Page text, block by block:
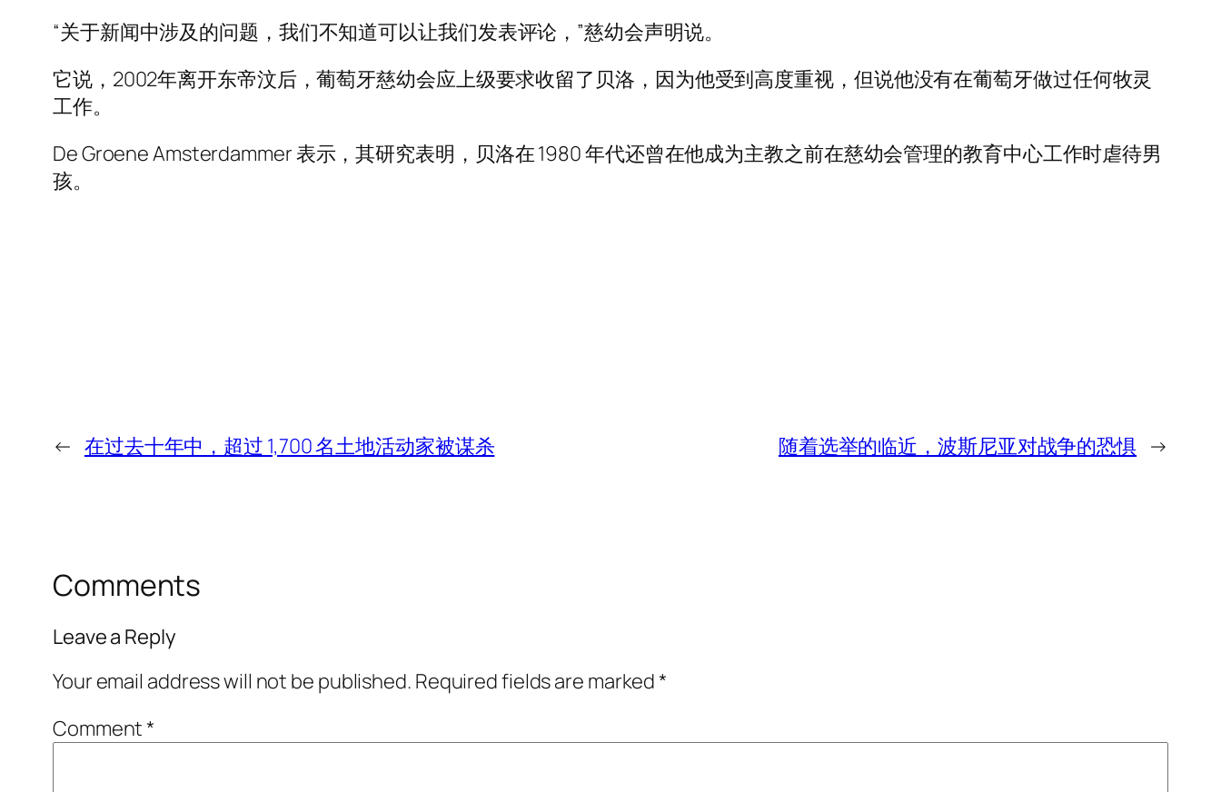
“关于新闻中涉及的问题，我们不知道可以让我们发表评论，”慈幼会声明说。
它说，2002年离开东帝汶后，葡萄牙慈幼会应上级要求收留了贝洛，因为他受到高度重视，但说他没有在葡萄牙做过任何牧灵
工作。
De Groene Amsterdammer 表示，其研究表明，贝洛在 1980 年代还曾在他成​​为主教之前在慈幼会管理的教育中心工作时虐待男
孩。
← 在过去十年中，超过 1,700 名土地活动家被谋杀 随着选举的临近，波斯尼亚对战争的恐惧 →
Comments
Leave a Reply
Your email address will not be published. Required fields are marked*
Comment*